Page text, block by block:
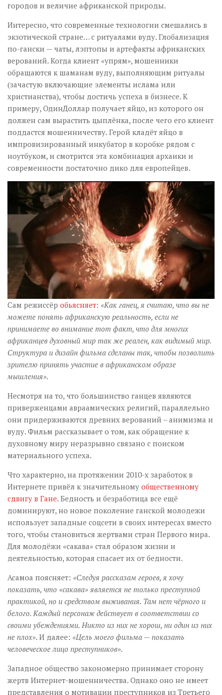
городов и величие африканской природы.
Интересно, что современные технологии смешались в
экзотической стране… с ритуалами вуду. Глобализация
по-гански — чаты, лэптопы и артефакты африканских
верований. Когда клиент «упрям», мошенники
обращаются к шаманам вуду, выполняющим ритуалы
(зачастую включающие элементы ислама или
христианства), чтобы достичь успеха в бизнесе. К
примеру, ОдинДоллар получает яйцо, из которого он
должен сам вырастить цыплёнка, после чего его клиент
поддастся мошенничеству. Герой кладёт яйцо в
импровизированный инкубатор в коробке рядом с
ноутбуком, и смотрится эта комбинация архаики и
современности достаточно дико для европейцев.
Сам режиссёр обьясняет: «Как ганец, я считаю, что вы не
можете понять африканскую реальность, если не
принимаете во внимание тот факт, что для многих
африканцев духовный мир так же реален, как видимый мир.
Структура и дизайн фильма сделаны так, чтобы позволить
зрителю принять участие в африканском образе
мышления».
Несмотря на то, что большинство ганцев являются
приверженцами авраамических религий, параллельно
они придерживаются древних верований – анимизма и
вуду. Фильм рассказывает о том, как обращение к
духовному миру неразрывно связано с поиском
материального успеха.
Что характерно, на протяжении 2010-х заработок в
Интернете привёл к значительному общественному
сдвигу в Гане. Бедность и безработица все ещё
доминируют, но новое поколение ганской молодежи
использует западные соцсети в своих интересах вместо
того, чтобы становиться жертвами стран Первого мира.
Для молодёжи «сакава» стал образом жизни и
деятельностью, которая спасает их от бедности.
Асамоа поясняет: «Следуя рассказам героев, я хочу
показать, что «сакава» является не только преступной
практикой, но и средством выживания. Там нет чёрного и
белого. Каждый персонаж действует в соответствии со
своими убеждениями. Никто из них не хорош, ни один из них
не плох». И далее: «Цель моего фильма — показать
человеческое лицо преступников».
Западное общество закономерно принимает сторону
жертв Интернет-мошенничества. Однако оно не имеет
представления о мотивации преступников из Третьего